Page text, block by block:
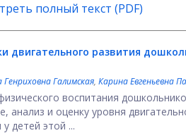
полный текст (PDF)
двигательного развития
Генриховна Галимская, Карина Евгеньевна
воспитания
анализ и оценку уровня
детей этой ...